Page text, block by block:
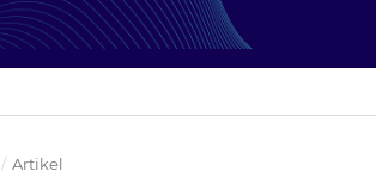
/ Artikel